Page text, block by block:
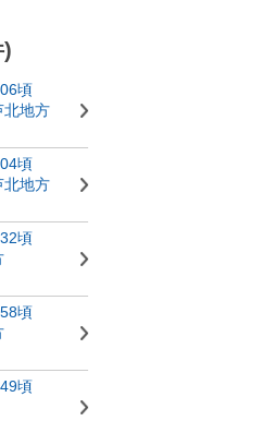
頃
北地方
頃
北地方
頃
頃
頃